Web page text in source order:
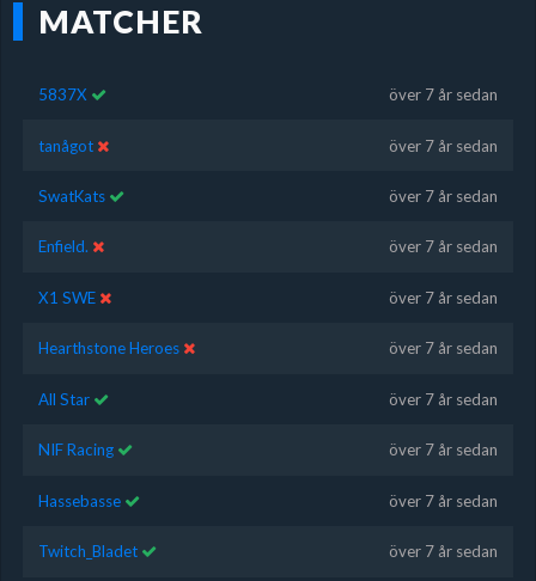
MATCHER
5837X över 7 år sedan
tanågot över 7 år sedan
SwatKats över 7 år sedan
Enfield. över 7 år sedan
X1 SWE över 7 år sedan
Hearthstone Heroes över 7 år sedan
All Star över 7 år sedan
NIF Racing över 7 år sedan
Hassebasse över 7 år sedan
Twitch_Bladet över 7 år sedan